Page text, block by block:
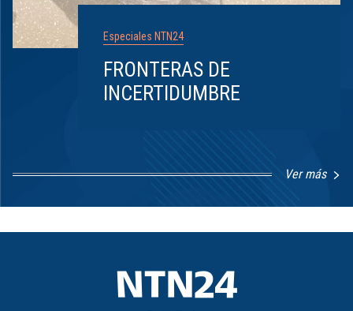
Especiales NTN24
FRONTERAS DE
INCERTIDUMBRE
Ver más
1
8